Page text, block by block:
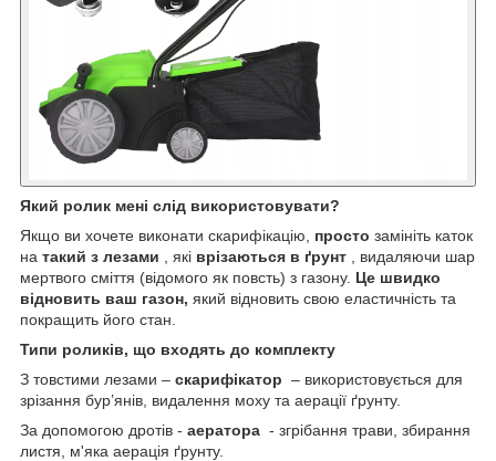
Який ролик мені слід використовувати?
Якщо ви хочете виконати скарифікацію, просто замініть каток
на такий з лезами , які врізаються в ґрунт , видаляючи шар
мертвого сміття (відомого як повсть) з газону. Це швидко
відновить ваш газон, який відновить свою еластичність та
покращить його стан.
Типи роликів, що входять до комплекту
З товстими лезами – скарифікатор – використовується для
зрізання бур’янів, видалення моху та аерації ґрунту.
За допомогою дротів - аератора - згрібання трави, збирання
листя, м'яка аерація ґрунту.